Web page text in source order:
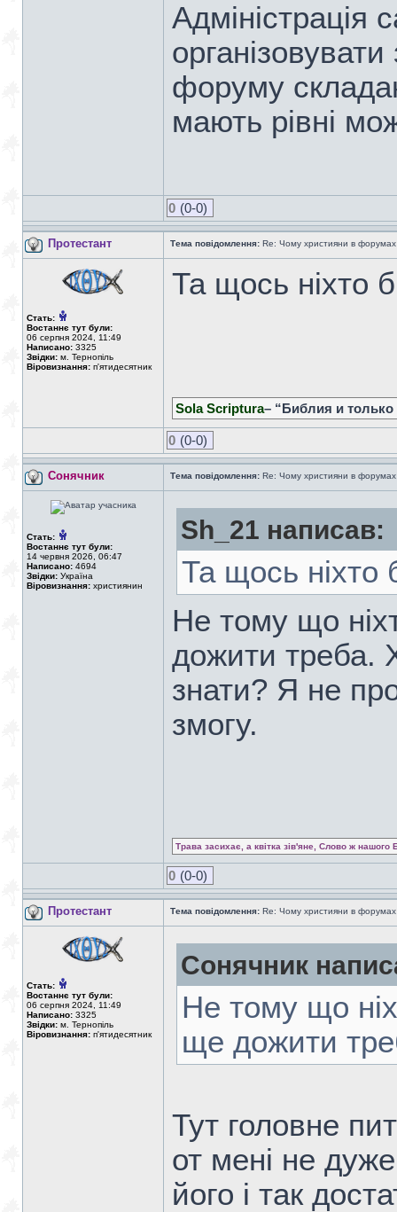
Адміністрація
організовувати
форуму
мають рівні
0 (0-0)
Протестант Тема повідомлення: Re: Чому християни в форумах
Стать:
Востаннє тут були:
06 серпня 2024, 11:49
Написано: 3325
Звідки: м. Тернопіль
Віровизнання: п'ятидесятник
Та щось ніхто
Sola Scriptura– “Библия и
0 (0-0)
Сонячник Тема повідомлення: Re: Чому християни в форумах
Стать:
Востаннє тут були:
14 червня 2026, 06:47
Написано: 4694
Звідки: Україна
Віровизнання: християнин
Sh_21 написав:
Та щось ніхто
Не тому що
дожити треба.
знати? Я не
змогу.
Трава засихає, а квітка зів'яне, Слово ж нашого
0 (0-0)
Протестант Тема повідомлення: Re: Чому християни в форумах
Стать:
Востаннє тут були:
06 серпня 2024, 11:49
Написано: 3325
Звідки: м. Тернопіль
Віровизнання: п'ятидесятник
Сонячник
Не тому що
ще дожити
Тут головне
от мені не
його і так